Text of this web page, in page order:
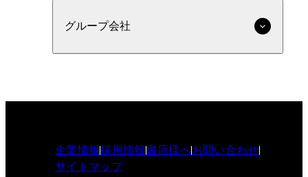
グループ会社
企業情報採用情報書店様へお問い合わせ
サイトマップ